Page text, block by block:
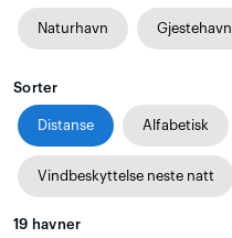
Naturhavn Gjestehavn
Sorter
Distanse Alfabetisk
Vindbeskyttelse neste natt
19 havner